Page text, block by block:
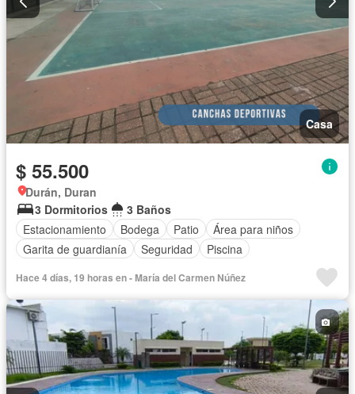
Casa
$ 55.500
Durán, Duran
3 Dormitorios
3 Baños
Estacionamiento
Bodega Patio
Área para niños
Garita de guardianía
Seguridad Piscina
Hace 4 días, 19 horas en - María del Carmen Núñez